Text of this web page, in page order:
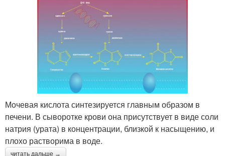
Мочевая кислота синтезируется главным образом в
печени. В сыворотке крови она присутствует в виде соли
натрия (урата) в концентрации, близкой к насыщению, и
плохо растворима в воде.
читать дальше →